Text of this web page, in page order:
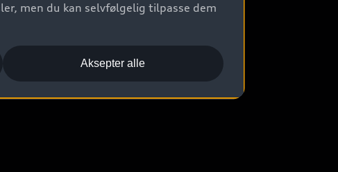
men du kan selvfølgelig tilpasse dem
Aksepter alle